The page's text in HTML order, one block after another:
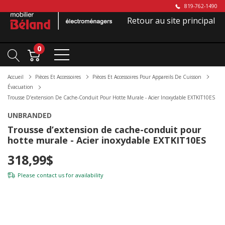
819-762-1490
Retour au site principal
0
Accueil Pièces Et Accessoires
Pièces Et Accessoires Pour Appareils De Cuisson
Évacuation
Trousse D’extension De Cache-Conduit Pour Hotte Murale - Acier Inoxydable EXTKIT10ES
UNBRANDED
Trousse d’extension de cache-conduit pour
hotte murale - Acier inoxydable EXTKIT10ES
318,99$
Please contact us for availability